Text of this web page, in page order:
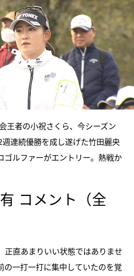
王者の小祝さくら、今シーズン
連続優勝を成し遂げた竹田麗央
ゴルファーがエントリー。熱戦か
コメント（全
正直あまりいい状態ではありませ
の一打一打に集中していたのを覚